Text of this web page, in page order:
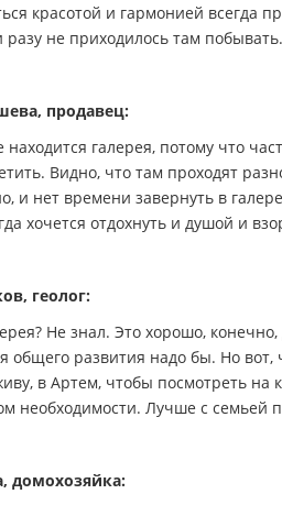
красотой и гармонией всегда
разу не приходилось там
продавец:
галерея, потому что
Видно, что там проходят
и нет времени завернуть в
хочется отдохнуть и душой и
геолог:
Не знал. Это хорошо,
общего развития надо бы. Но вот,
в Артем, чтобы посмотреть
необходимости. Лучше с семьей
домохозяйка: